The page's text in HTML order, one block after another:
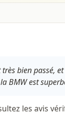
bien passé,
BMW est
les avis